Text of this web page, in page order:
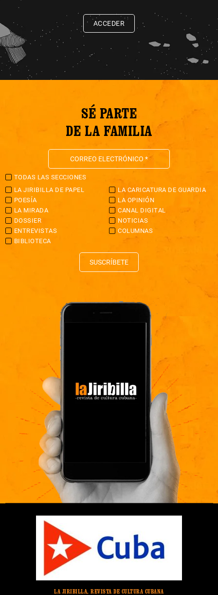
ACCEDER
SÉ PARTE
DE LA FAMILIA
TODAS LAS SECCIONES
LA JIRIBILLA DE PAPEL
LA CARICATURA DE GUARDIA
POESÍA
LA OPINIÓN
LA MIRADA
CANAL DIGITAL
DOSSIER
NOTICIAS
ENTREVISTAS
COLUMNAS
BIBLIOTECA
SUSCRÍBETE
LA JIRIBILLA, REVISTA DE CULTURA CUBANA